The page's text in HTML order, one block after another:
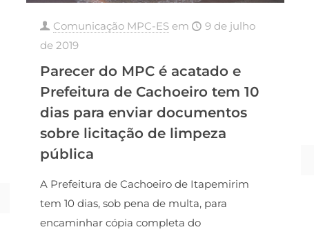
Comunicação MPC-ES em
9 de julho
de 2019
Parecer do MPC é acatado e
Prefeitura de Cachoeiro tem 10
dias para enviar documentos
sobre licitação de limpeza
pública
A Prefeitura de Cachoeiro de Itapemirim
tem 10 dias, sob pena de multa, para
encaminhar cópia completa do